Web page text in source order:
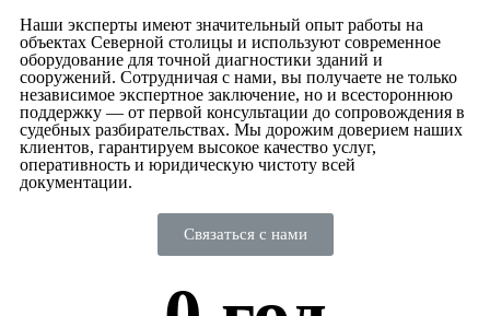
Наши эксперты имеют значительный опыт работы на
объектах Северной столицы и используют современное
оборудование для точной диагностики зданий и
сооружений. Сотрудничая с нами, вы получаете не только
независимое экспертное заключение, но и всестороннюю
поддержку — от первой консультации до сопровождения в
судебных разбирательствах. Мы дорожим доверием наших
клиентов, гарантируем высокое качество услуг,
оперативность и юридическую чистоту всей
документации.
Связаться с нами